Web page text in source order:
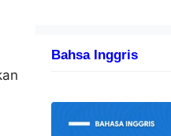
Bahsa Inggris